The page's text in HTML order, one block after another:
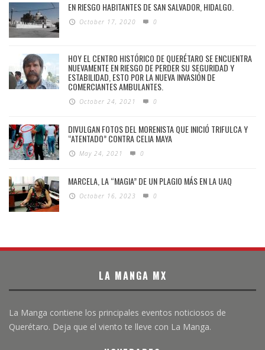
EN RIESGO HABITANTES DE SAN SALVADOR, HIDALGO.
October 17, 2020 0
HOY EL CENTRO HISTÓRICO DE QUERÉTARO SE ENCUENTRA
NUEVAMENTE EN RIESGO DE PERDER SU SEGURIDAD Y
ESTABILIDAD, ESTO POR LA NUEVA INVASIÓN DE
COMERCIANTES AMBULANTES.
October 24, 2021 0
DIVULGAN FOTOS DEL MORENISTA QUE INICIÓ TRIFULCA Y
“ATENTADO” CONTRA CELIA MAYA
May 24, 2021 0
MARCELA, LA “MAGIA” DE UN PLAGIO MÁS EN LA UAQ
October 16, 2023 0
LA MANGA MX
La Manga contiene los principales eventos noticiosos de
Querétaro. Deja que el viento te lleve con La Manga.